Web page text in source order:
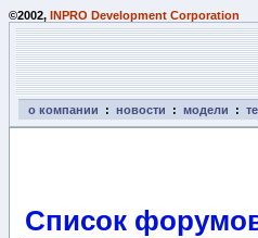
©2002, INPRO Development Corporation
о компании : новости : модели :
Список